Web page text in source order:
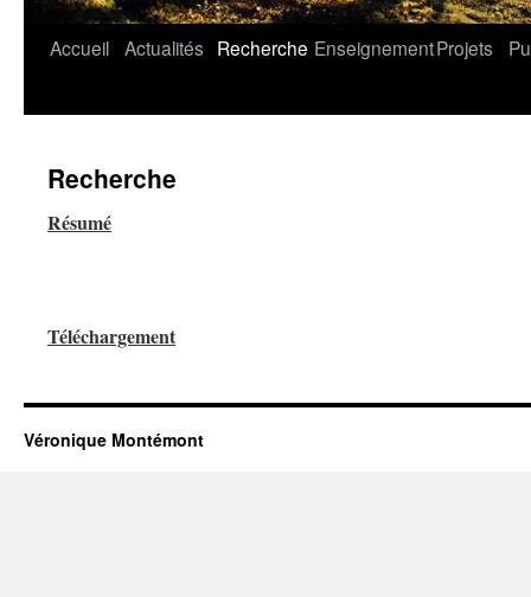
Accueil Actualités Recherche EnseignementProjets
Recherche
Résumé
Téléchargement
Véronique Montémont